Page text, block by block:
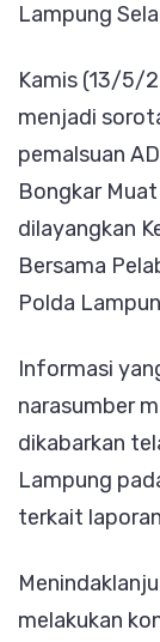
Lampung
Kamis (13/5/
menjadi
pemalsuan
Bongkar
dilayangkan
Bersama
Polda
Informasi
narasumber
dikabarkan
Lampung
terkait
melakukan